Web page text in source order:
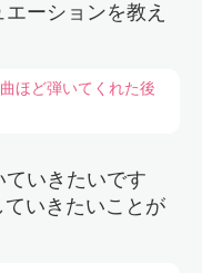
ーションを教え
ほど弾いてくれた後
いきたいです
いきたいことが